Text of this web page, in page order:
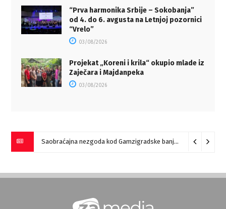
“Prva harmonika Srbije – Sokobanja”
od 4. do 6. avgusta na Letnjoj pozornici
“Vrelo”
03/08/2026
Projekat „Koreni i krila“ okupio mlade iz
Zaječara i Majdanpeka
03/08/2026
Saobraćajna nezgoda kod Gamzigradske banje 05/08/2026